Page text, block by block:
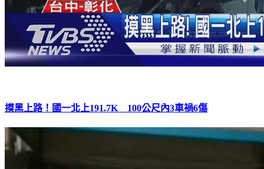
摸黑上路！國一北上191.7K 100公尺內3車禍6傷